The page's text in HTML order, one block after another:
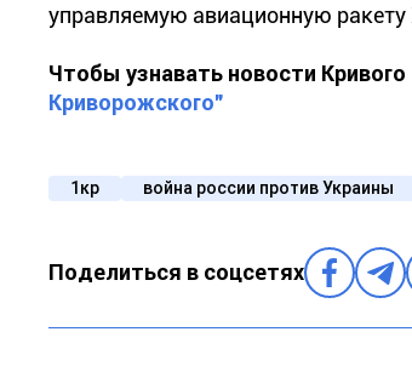
управляемую авиационную ракету
Чтобы узнавать новости
Криворожского"
1кр война россии против Украины
Поделиться в соцсетях